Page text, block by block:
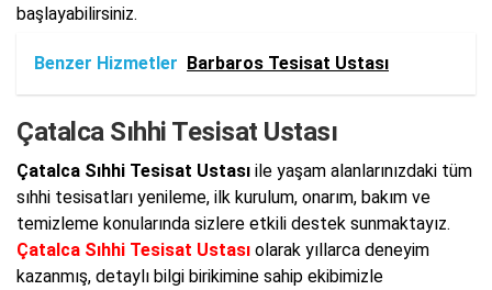
başlayabilirsiniz.
Benzer Hizmetler Barbaros Tesisat Ustası
Çatalca Sıhhi Tesisat Ustası
Çatalca Sıhhi Tesisat Ustası ile yaşam alanlarınızdaki tüm
sıhhi tesisatları yenileme, ilk kurulum, onarım, bakım ve
temizleme konularında sizlere etkili destek sunmaktayız.
Çatalca Sıhhi Tesisat Ustası olarak yıllarca deneyim
kazanmış, detaylı bilgi birikimine sahip ekibimizle